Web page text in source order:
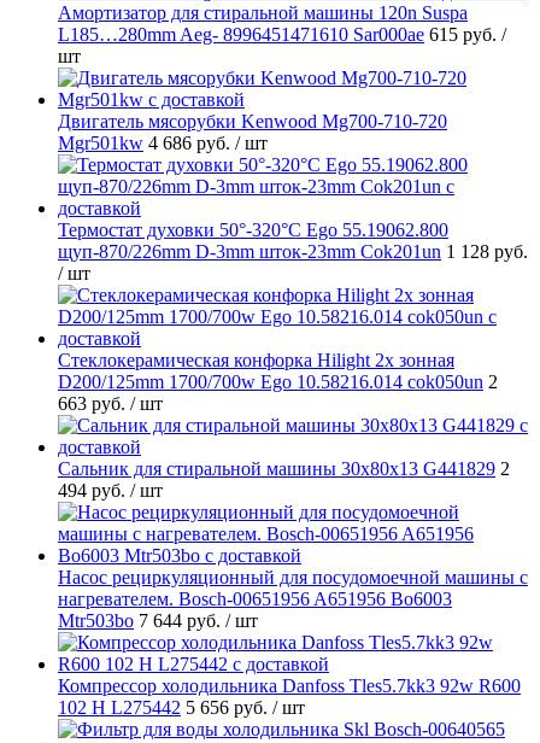
Амортизатор для стиральной машины 120n Suspa
L185…280mm Aeg- 8996451471610 Sar000ae 615 руб. /
шт
Двигатель мясорубки Kenwood Mg700-710-720
Mgr501kw 4 686 руб. / шт
Термостат духовки 50°-320°C Ego 55.19062.800
щуп-870/226mm D-3mm шток-23mm Cok201un 1 128 руб.
/ шт
Стеклокерамическая конфорка Hilight 2х зонная
D200/125mm 1700/700w Ego 10.58216.014 cok050un 2
663 руб. / шт
Cальник для стиральной машины 30x80x13 G441829 2
494 руб. / шт
Насос рециркуляционный для посудомоечной машины с
нагревателем. Bosch-00651956 A651956 Bo6003
Mtr503bo 7 644 руб. / шт
Компрессор холодильника Danfoss Tles5.7kk3 92w R600
102 H L275442 5 656 руб. / шт